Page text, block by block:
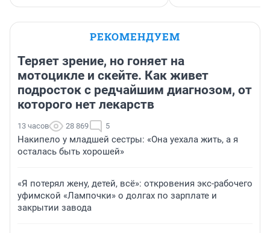
РЕКОМЕНДУЕМ
Теряет зрение, но гоняет на
мотоцикле и скейте. Как живет
подросток с редчайшим диагнозом, от
которого нет лекарств
13 часов 28 869 5
Накипело у младшей сестры: «Она уехала жить, а я
осталась быть хорошей»
«Я потерял жену, детей, всё»: откровения экс-рабочего
уфимской «Лампочки» о долгах по зарплате и
закрытии завода